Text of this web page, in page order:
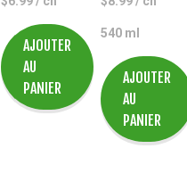
AJOUTER
AU
PANIER
540 ml
AJOUTER
AU
PANIER